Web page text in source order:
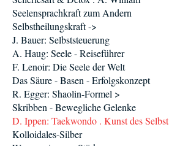
Seelensprachkraft zum Andern
Selbstheilungskraft ->
J. Bauer: Selbststeuerung
A. Haug: Seele - Reiseführer
F. Lenoir: Die Seele der Welt
Das Säure - Basen - Erfolgskonzept
R. Egger: Shaolin-Formel >
Skribben - Bewegliche Gelenke
D. Ippen: Taekwondo . Kunst des Selbst
Kolloidales-Silber